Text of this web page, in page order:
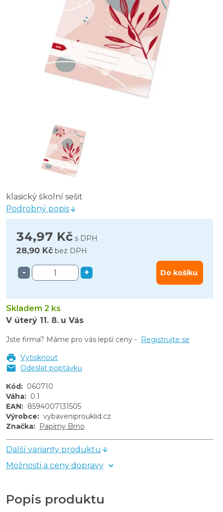
Sešit školní Premium 40 listů - A5 / čtvereček/ 545
Sešit školní Premium 40 listů - A5 / čistý / 540
Sešit školní ECONOMY 40 listů - A4 / linka / 444
Sešit školní Premium 40 listů - A4 / linka / 444
klasický školní sešit
Podrobný popis
34,97 Kč s DPH
28,90 Kč bez DPH
- + Do košíku
Skladem 2 ks
V úterý 11. 8. u Vás
Jste firma? Máme pro vás lepší ceny - Registrujte se
Vytisknout
Odeslat poptávku
Kód: 060710
Váha: 0.1
EAN: 8594007131505
Výrobce: vybaveniprouklid.cz
Značka: Papírny Brno
Další varianty produktu
Možnosti a ceny dopravy
Popis produktu